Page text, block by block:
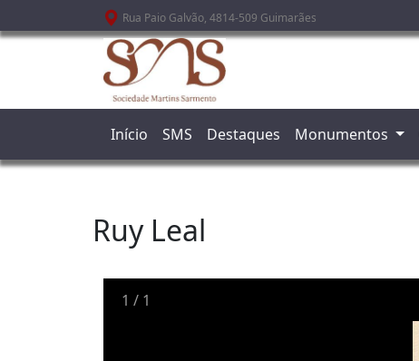
Passar para o conteúdo principal
Rua Paio Galvão, 4814-509 Guimarães
Início SMS Destaques Monumentos
Ruy Leal
1 / 1